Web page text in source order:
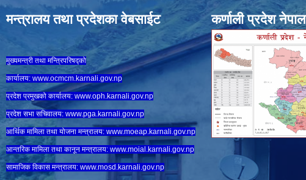
मन्त्रालय तथा प्रदेशका वेबसाईट
मुख्यमन्त्री तथा मन्त्रिपरिषद्को
कार्यालय: www.ocmcm.karnali.gov.np
प्रदेश प्रमुखको कार्यालय: www.oph.karnali.gov.np
प्रदेश सभा सचिवालय: www.pga.karnali.gov.np
आर्थिक मामिला तथा योजना मन्त्रालय: www.moeap.karnali.gov.np
आन्तरिक मामिला तथा कानून मन्त्रालय: www.moial.karnali.gov.np
सामाजिक विकास मन्त्रालय: www.mosd.karnali.gov.np
कर्णाली प्रदेश नेपाल